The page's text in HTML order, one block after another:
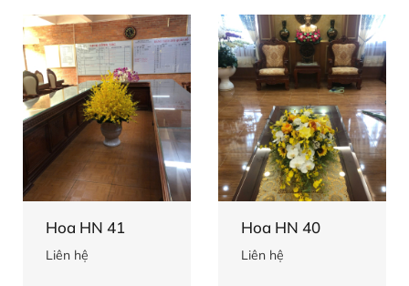
Hoa HN 41
Liên hệ
Hoa HN 40
Liên hệ